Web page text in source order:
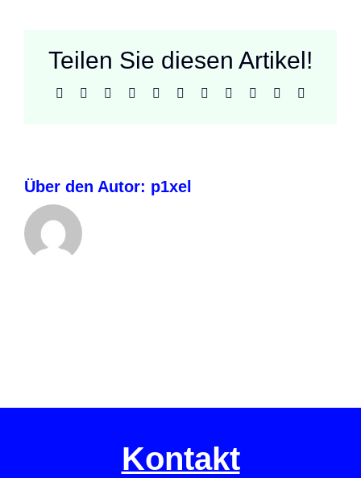
Teilen Sie diesen Artikel!
Facebook Reddit LinkedInWhatsAppTelegram
TumblrPinterest Xing
Über den Autor: p1xel
Kontakt